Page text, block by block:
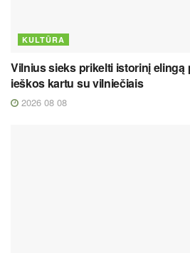
KULTŪRA
Vilnius sieks prikelti istorinį elingą
ieškos kartu su vilniečiais
2026 08 08